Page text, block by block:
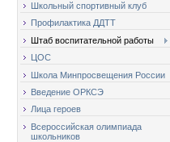
Школьный спортивный клуб
Профилактика ДДТТ
Штаб воспитательной работы
ЦОС
Школа Минпросвещения России
Введение ОРКСЭ
Лица героев
Всероссийская олимпиада
школьников